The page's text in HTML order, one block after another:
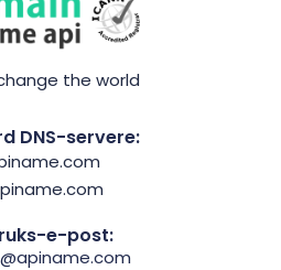
the world
DNS-servere:
e-post: